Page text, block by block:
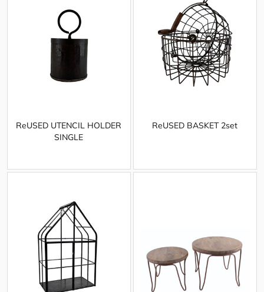
ReUSED UTENCIL HOLDER
SINGLE
ReUSED BASKET 2set